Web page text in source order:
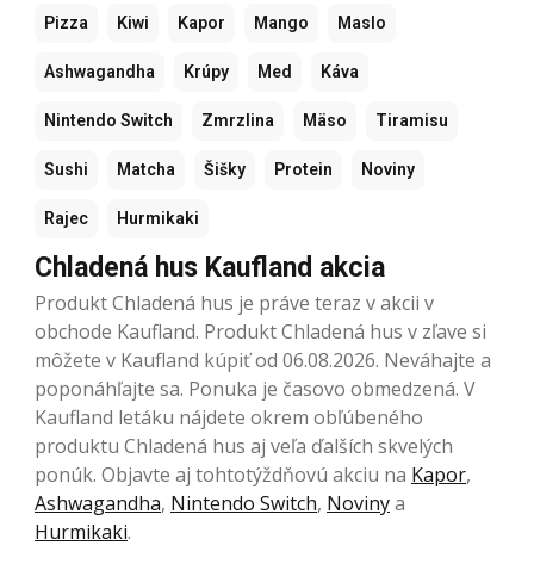
Pizza Kiwi Kapor Mango Maslo
Ashwagandha Krúpy Med Káva
Nintendo Switch Zmrzlina Mäso Tiramisu
Sushi Matcha Šišky Protein Noviny
Rajec Hurmikaki
Chladená hus Kaufland akcia
Produkt Chladená hus je práve teraz v akcii v
obchode Kaufland. Produkt Chladená hus v zľave si
môžete v Kaufland kúpiť od 06.08.2026. Neváhajte a
poponáhľajte sa. Ponuka je časovo obmedzená. V
Kaufland letáku nájdete okrem obľúbeného
produktu Chladená hus aj veľa ďalších skvelých
ponúk. Objavte aj tohtotýždňovú akciu na Kapor,
Ashwagandha, Nintendo Switch, Novinya
Hurmikaki.